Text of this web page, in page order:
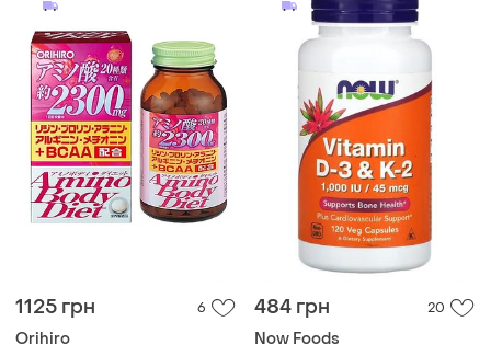
1125 грн 6
Orihiro
484 грн 20
Now Foods